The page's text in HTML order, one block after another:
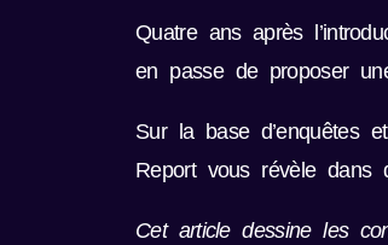
Quatre ans après
en passe de proposer
Sur la base d’enquêtes
Report vous révèle dans
Cet article dessine les